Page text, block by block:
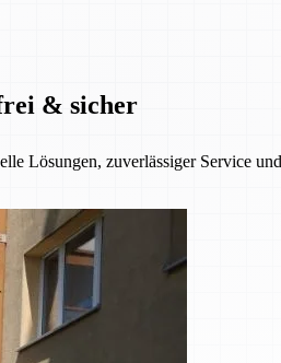
& sicher
Lösungen, zuverlässiger Service